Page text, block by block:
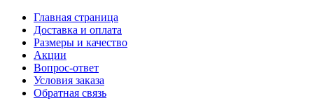
Главная страница
Доставка и оплата
Размеры и качество
Акции
Вопрос-ответ
Условия заказа
Обратная связь